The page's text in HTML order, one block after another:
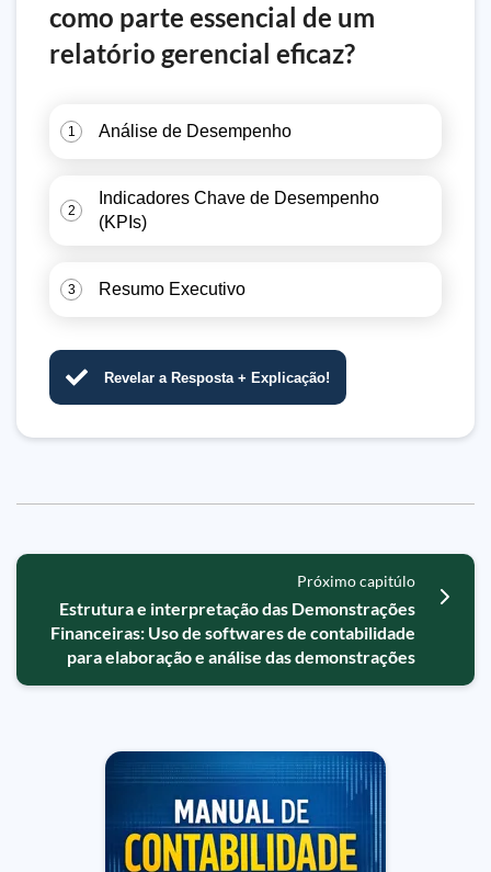
como parte essencial de um
relatório gerencial eficaz?
1 Análise de Desempenho
2
Indicadores Chave de Desempenho
(KPIs)
3 Resumo Executivo
Revelar a Resposta + Explicação!
Próximo capitúlo
Estrutura e interpretação das Demonstrações
Financeiras: Uso de softwares de contabilidade
para elaboração e análise das demonstrações